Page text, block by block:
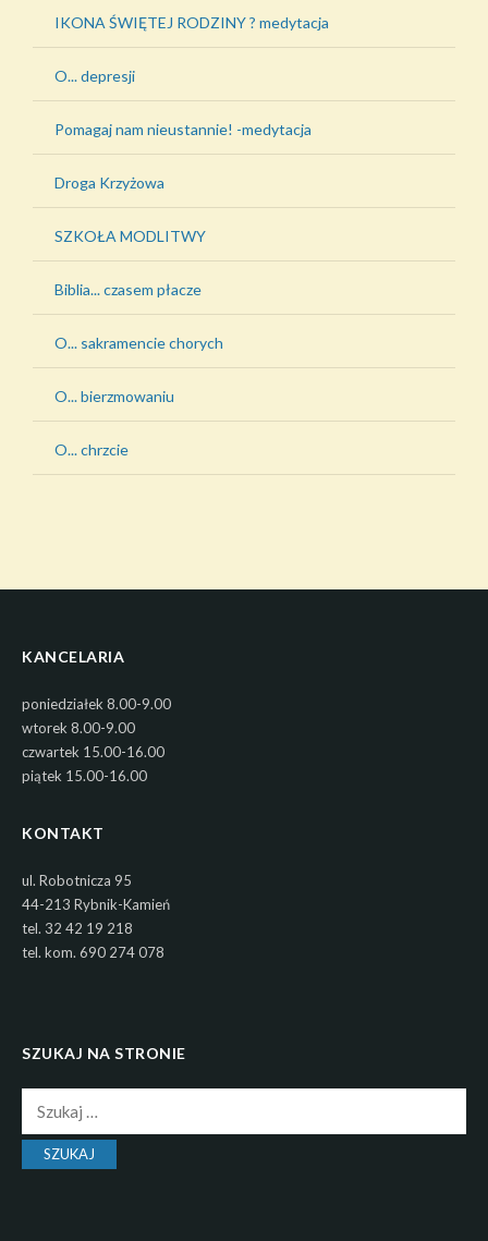
IKONA ŚWIĘTEJ RODZINY ? medytacja
O... depresji
Pomagaj nam nieustannie! -medytacja
Droga Krzyżowa
SZKOŁA MODLITWY
Biblia... czasem płacze
O... sakramencie chorych
O... bierzmowaniu
O... chrzcie
KANCELARIA
poniedziałek 8.00-9.00
wtorek 8.00-9.00
czwartek 15.00-16.00
piątek 15.00-16.00
KONTAKT
ul. Robotnicza 95
44-213 Rybnik-Kamień
tel. 32 42 19 218
tel. kom. 690 274 078
SZUKAJ NA STRONIE